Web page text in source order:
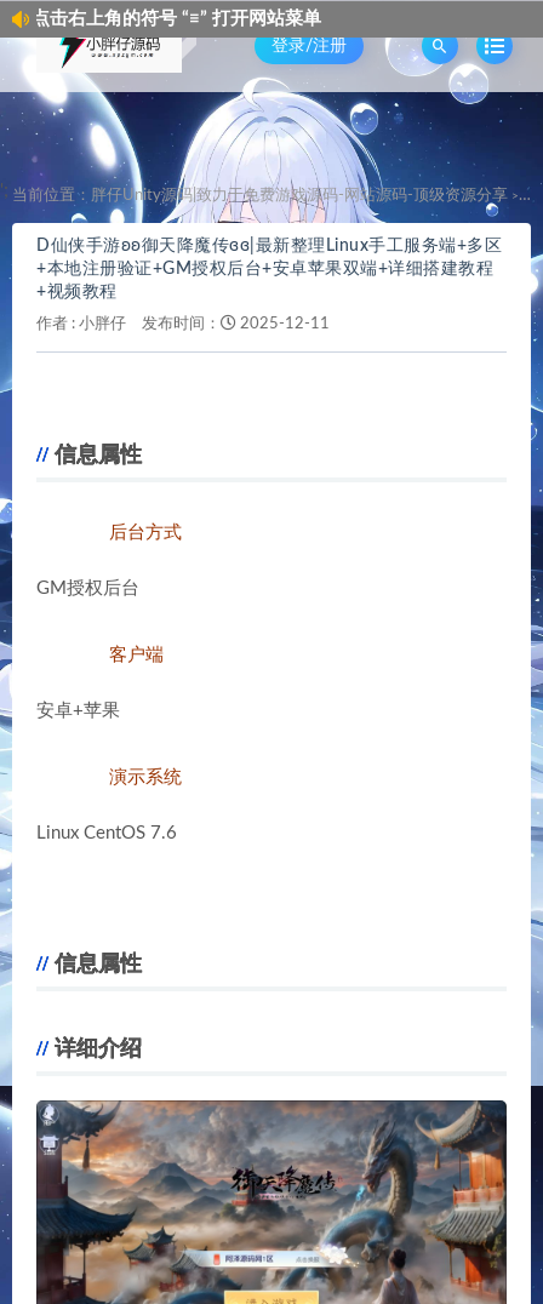
打开网站菜单
登录/注册
'; 当前位置： 胖仔Unity源码|致力于免费游戏源码-网站源码-顶级资源分享 > D
D仙侠手游ʚʚ御天降魔传ɞɞ|最新整理Linux手工服务端+多区
+本地注册验证+GM授权后台+安卓苹果双端+详细搭建教程
+视频教程
作者 : 小胖仔 发布时间： 2025-12-11
信息属性
后台方式
GM授权后台
客户端
安卓+苹果
演示系统
Linux CentOS 7.6
信息属性
详细介绍